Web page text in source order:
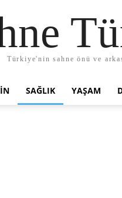
Türkiye'nin sahne önü ve
SAĞLIK YAŞAM